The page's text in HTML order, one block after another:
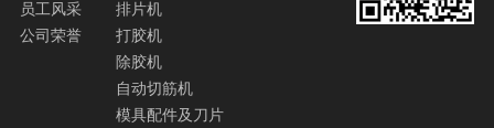
员工风采
公司荣誉
排片机
打胶机
除胶机
自动切筋机
模具配件及刀片